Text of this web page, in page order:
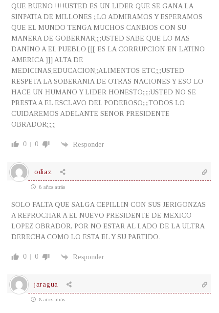
QUE BUENO !!!!USTED ES UN LIDER QUE SE GANA LA
SINPATIA DE MILLONES ;;LO ADMIRAMOS Y ESPERAMOS
QUE EL MUNDO TENGA MUCHOS CANBIOS CON SU
MANERA DE GOBERNAR;;;;USTED SABE QUE LO MAS
DANINO A EL PUEBLO [[[ ES LA CORRUPCION EN LATINO
AMERICA ]]] ALTA DE
MEDICINAS;EDUCACION;;ALIMENTOS ETC;;;;USTED
RESPETA LA SOBERANIA DE OTRAS NACIONES Y ESO LO
HACE UN HUMANO Y LIDER HONESTO;;;;;USTED NO SE
PRESTA A EL ESCLAVO DEL PODEROSO;;;;TODOS LO
CUIDAREMOS ADELANTE SENOR PRESIDENTE
OBRADOR;;;;;;
0 0 Responder
odiaz
8 años atrás
SOLO FALTA QUE SALGA CEPILLIN CON SUS JERIGONZAS
A REPROCHAR A EL NUEVO PRESIDENTE DE MEXICO
LOPEZ OBRADOR, POR NO ESTAR AL LADO DE LA ULTRA
DERECHA COMO LO ESTA EL Y SU PARTIDO.
0 0 Responder
jaragua
8 años atrás